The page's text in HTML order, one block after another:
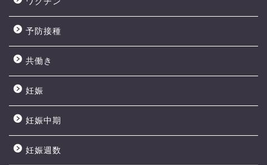
予防接種
共働き
妊娠
妊娠中期
妊娠週数